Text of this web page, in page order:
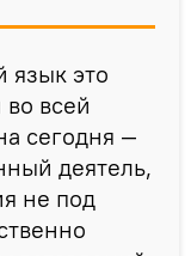
язык это
всей
сегодня —
деятель,
не под